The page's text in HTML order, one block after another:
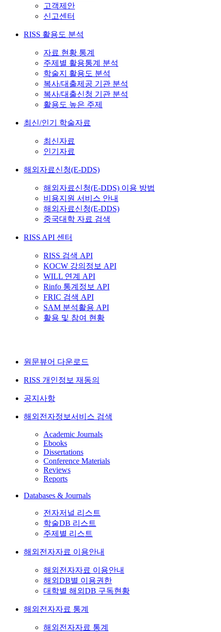
고객제안
신고센터
RISS 활용도 분석
자료 현황 통계
주제별 활용통계 분석
학술지 활용도 분석
복사/대출제공 기관 분석
복사/대출신청 기관 분석
활용도 높은 주제
최신/인기 학술자료
최신자료
인기자료
해외자료신청(E-DDS)
해외자료신청(E-DDS) 이용 방법
비용지원 서비스 안내
해외자료신청(E-DDS)
중국대학 자료 검색
RISS API 센터
RISS 검색 API
KOCW 강의정보 API
WILL 연계 API
Rinfo 통계정보 API
FRIC 검색 API
SAM 분석활용 API
활용 및 참여 현황
원문뷰어 다운로드
RISS 개인정보 재동의
공지사항
해외전자정보서비스 검색
Academic Journals
Ebooks
Dissertations
Conference Materials
Reviews
Reports
Databases & Journals
전자저널 리스트
학술DB 리스트
주제별 리스트
해외전자자료 이용안내
해외전자자료 이용안내
해외DB별 이용권한
대학별 해외DB 구독현황
해외전자자료 통계
해외전자자료 통계